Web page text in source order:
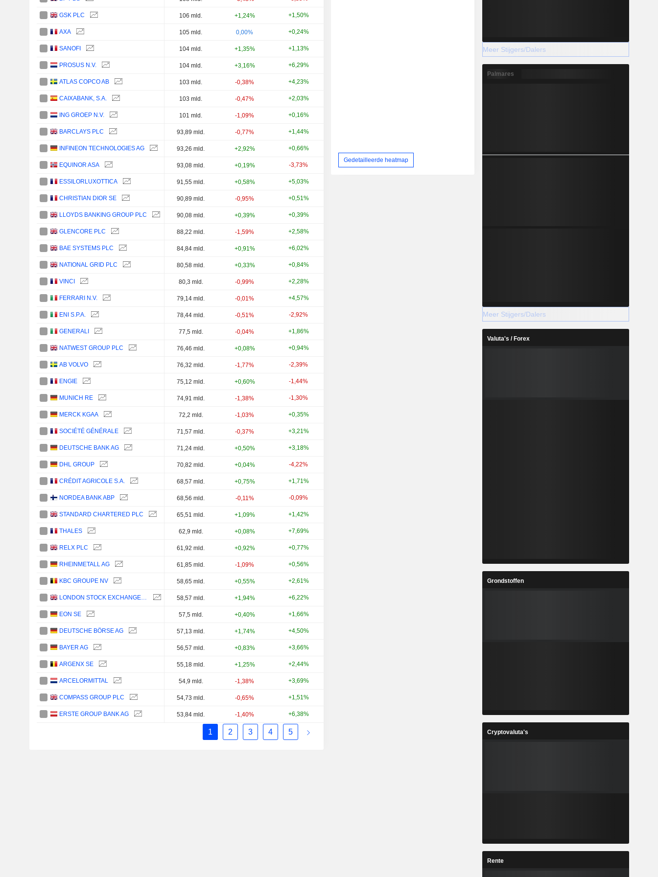
GSK PLC 106 mld. +1,24% +1,50%
AXA 105 mld. 0,00% +0,24%
SANOFI 104 mld. +1,35% +1,13%
PROSUS N.V. 104 mld. +3,16% +6,29%
ATLAS COPCO AB 103 mld. -0,38% +4,23%
CAIXABANK, S.A. 103 mld. -0,47% +2,03%
ING GROEP N.V. 101 mld. -1,09% +0,16%
BARCLAYS PLC 93,89 mld. -0,77% +1,44%
INFINEON TECHNOLOGIES AG 93,26 mld. +2,92% +0,66%
EQUINOR ASA 93,08 mld. +0,19% -3,73%
ESSILORLUXOTTICA 91,55 mld. +0,58% +5,03%
CHRISTIAN DIOR SE 90,89 mld. -0,95% +0,51%
LLOYDS BANKING GROUP PLC 90,08 mld. +0,39% +0,39%
GLENCORE PLC 88,22 mld. -1,59% +2,58%
BAE SYSTEMS PLC 84,84 mld. +0,91% +6,02%
NATIONAL GRID PLC 80,58 mld. +0,33% +0,84%
VINCI 80,3 mld. -0,99% +2,28%
FERRARI N.V. 79,14 mld. -0,01% +4,57%
ENI S.P.A. 78,44 mld. -0,51% -2,92%
GENERALI 77,5 mld. -0,04% +1,86%
NATWEST GROUP PLC 76,46 mld. +0,08% +0,94%
AB VOLVO 76,32 mld. -1,77% -2,39%
ENGIE 75,12 mld. +0,60% -1,44%
MUNICH RE 74,91 mld. -1,38% -1,30%
MERCK KGAA 72,2 mld. -1,03% +0,35%
SOCIÉTÉ GÉNÉRALE 71,57 mld. -0,37% +3,21%
DEUTSCHE BANK AG 71,24 mld. +0,50% +3,18%
DHL GROUP 70,82 mld. +0,04% -4,22%
CRÉDIT AGRICOLE S.A. 68,57 mld. +0,75% +1,71%
NORDEA BANK ABP 68,56 mld. -0,11% -0,09%
STANDARD CHARTERED PLC 65,51 mld. +1,09% +1,42%
THALES 62,9 mld. +0,08% +7,69%
RELX PLC 61,92 mld. +0,92% +0,77%
RHEINMETALL AG 61,85 mld. -1,09% +0,56%
KBC GROUPE NV 58,65 mld. +0,55% +2,61%
LONDON STOCK EXCHANGE GROUP PLC 58,57 mld. +1,94% +6,22%
EON SE 57,5 mld. +0,40% +1,66%
DEUTSCHE BÖRSE AG 57,13 mld. +1,74% +4,50%
BAYER AG 56,57 mld. +0,83% +3,66%
ARGENX SE 55,18 mld. +1,25% +2,44%
ARCELORMITTAL 54,9 mld. -1,38% +3,69%
COMPASS GROUP PLC 54,73 mld. -0,65% +1,51%
ERSTE GROUP BANK AG 53,84 mld. -1,40% +6,38%
1 2 3 4 5
Gedetailleerde heatmap
Meer Stijgers/Dalers
Palmares
Meer Stijgers/Dalers
Valuta's / Forex
Grondstoffen
Cryptovaluta's
Rente